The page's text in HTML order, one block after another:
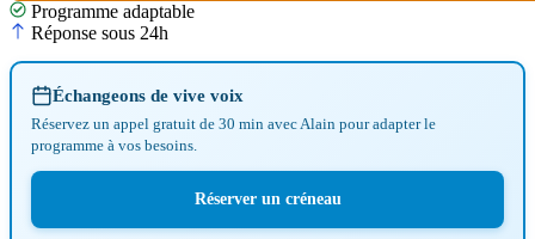
Programme adaptable
Réponse sous 24h
Échangeons de vive voix
Réservez un appel gratuit de 30 min avec Alain pour adapter le
programme à vos besoins.
Réserver un créneau